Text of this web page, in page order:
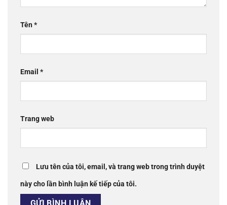
Tên*
Email *
Trang web
Lưu tên của tôi, email, và trang web trong trình duyệt
này cho lần bình luận kế tiếp của tôi.